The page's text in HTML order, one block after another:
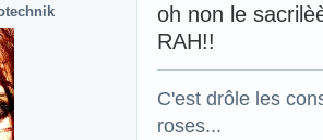
oh non le
RAH!!
C'est drôle les
roses...